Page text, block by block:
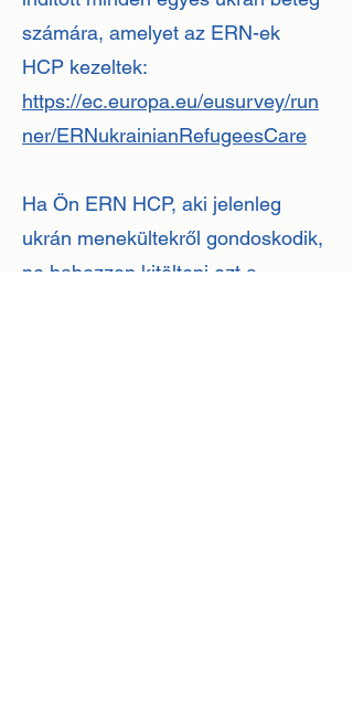
számára, amelyet az ERN-ek
HCP kezeltek:
https://ec.europa.eu/eusurvey/run
ner/ERNukrainianRefugeesCare
Ha Ön ERN HCP, aki jelenleg
ukrán menekültekről gondoskodik,
ne habozzon kitölteni ezt a